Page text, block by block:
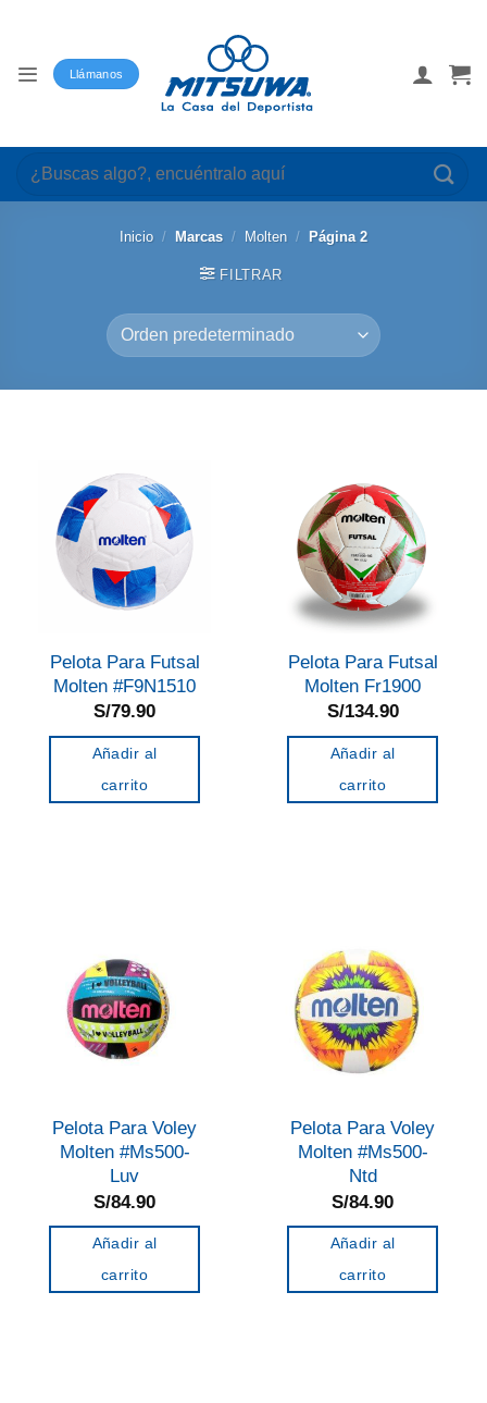
Llámanos
Buscar
por:
Inicio / Marcas / Molten / Página 2
FILTRAR
Pelota Para Futsal
Molten #F9N1510
S/79.90
Añadir al
carrito
Pelota Para Futsal
Molten Fr1900
S/134.90
Añadir al
carrito
Pelota Para Voley
Molten #Ms500-
Luv
S/84.90
Añadir al
carrito
Pelota Para Voley
Molten #Ms500-
Ntd
S/84.90
Añadir al
carrito